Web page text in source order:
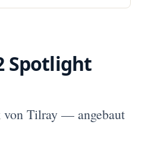
Spotlight
von Tilray — angebaut